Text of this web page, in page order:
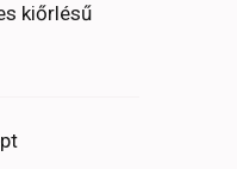
kiőrlésű